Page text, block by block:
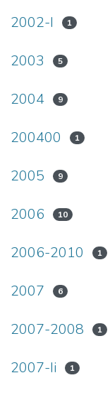
2002-I 1
2003 5
2004 9
200400 1
2005 9
2006 10
2006-2010 1
2007 6
2007-2008 1
2007-Ii 1